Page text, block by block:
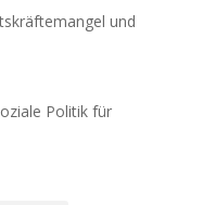
und
Politik für